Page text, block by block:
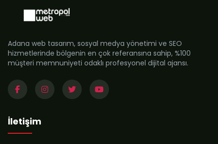
Adana web tasarım, sosyal medya yönetimi ve SEO
hizmetlerinde bölgenin en çok referansına sahip, %100
müşteri memnuniyeti odaklı profesyonel dijital ajansı.
İletişim